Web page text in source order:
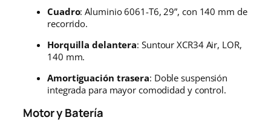
Cuadro: Aluminio 6061-T6, 29”, con 140 mm de
recorrido.
Horquilla delantera: Suntour XCR34 Air, LOR,
140 mm.
Amortiguación trasera: Doble suspensión
integrada para mayor comodidad y control.
Motor y Batería